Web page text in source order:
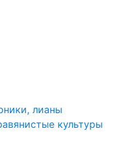
лианы
культуры